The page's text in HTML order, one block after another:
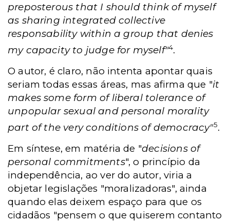
preposterous that I should think of myself
as sharing integrated collective
responsability within a group that denies
my capacity to judge for myself"4.
O autor, é claro, não intenta apontar quais
seriam todas essas áreas, mas afirma que "it
makes some form of liberal tolerance of
unpopular sexual and personal morality
part of the very conditions of democracy"5.
Em síntese, em matéria de "decisions of
personal commitments", o princípio da
independência, ao ver do autor, viria a
objetar legislações "moralizadoras", ainda
quando elas deixem espaço para que os
cidadãos "pensem o que quiserem contanto